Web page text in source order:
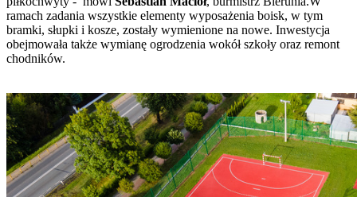
ramach zadania wszystkie elementy wyposażenia boisk, w tym
bramki, słupki i kosze, zostały wymienione na nowe. Inwestycja
obejmowała także wymianę ogrodzenia wokół szkoły oraz remont
chodników.